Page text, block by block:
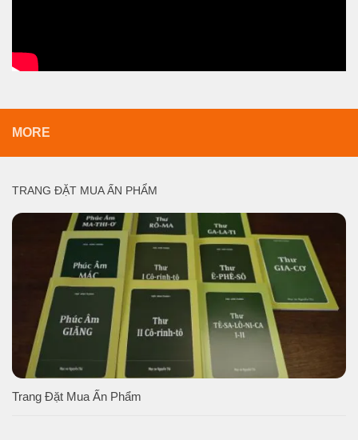
MORE
TRANG ĐẶT MUA ẤN PHẨM
Trang Đặt Mua Ấn Phẩm